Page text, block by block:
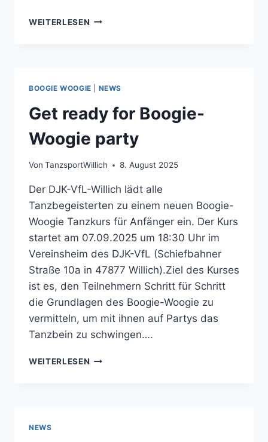
WEITERLESEN GET
PARTY
BOOGIE WOOGIE NEWS
Get ready for Boogie-
Woogie party
Von TanzsportWillich 8. August 2025
Der DJK-VfL-Willich lädt alle
Tanzbegeisterten zu einem neuen Boogie-
Woogie Tanzkurs für Anfänger ein. Der Kurs
startet am 07.09.2025 um 18:30 Uhr im
Vereinsheim des DJK-VfL (Schiefbahner
Straße 10a in 47877 Willich).Ziel des Kurses
ist es, den Teilnehmern Schritt für Schritt
die Grundlagen des Boogie-Woogie zu
vermitteln, um mit ihnen auf Partys das
Tanzbein zu schwingen….
WEITERLESEN GET
NEWS